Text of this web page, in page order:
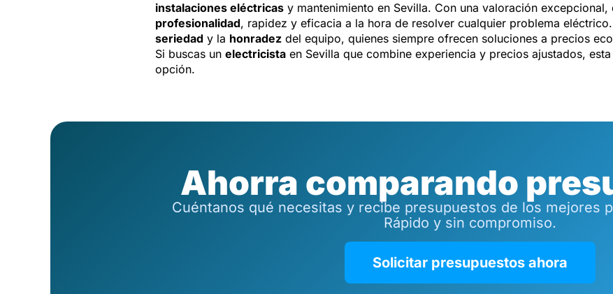
instalaciones eléctricas y mantenimiento en Sevilla. Con una valoración
profesionalidad, rapidez y eficacia a la hora de resolver cualquier problema
seriedad y la honradez del equipo, quienes siempre ofrecen soluciones a precios
Si buscas un electricista en Sevilla que combine experiencia y precios ajustados,
opción.
Ahorra comparando
Cuéntanos qué necesitas y recibe presupuestos de los mejores
Rápido y sin compromiso.
Solicitar presupuestos ahora